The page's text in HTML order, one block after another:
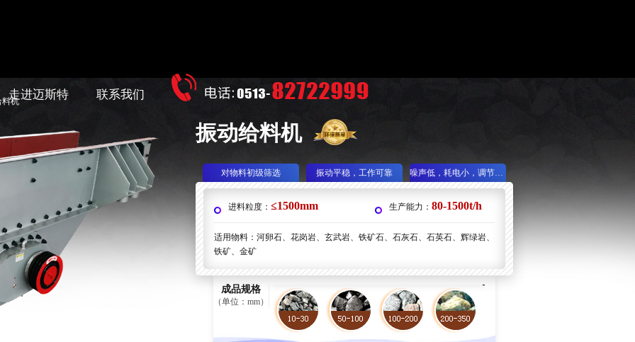
走进迈斯特 联系我们
机
振动给料机
对物料初级筛选 振动平稳，工作可靠 噪声低，耗电小，调节性能好
进料粒度： ≤1500mm 生产能力： 80-1500t/h
适用物料：河卵石、花岗岩、玄武岩、铁矿石、石灰石、石英石、辉绿岩、
铁矿、金矿
成品规格
（单位：mm）